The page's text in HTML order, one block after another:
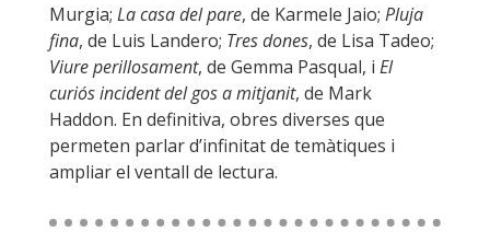
Murgia; La casa del pare, de Karmele Jaio; Pluja
fina, de Luis Landero; Tres dones, de Lisa Tadeo;
Viure perillosament, de Gemma Pasqual, i El
curiós incident del gos a mitjanit, de Mark
Haddon. En definitiva, obres diverses que
permeten parlar d’infinitat de temàtiques i
ampliar el ventall de lectura.